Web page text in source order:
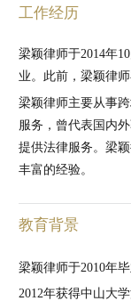
工作经历
梁颖律师于2014年
业。此前，梁颖律
梁颖律师主要从事
服务，曾代表国内
提供法律服务。梁
丰富的经验。
教育背景
梁颖律师于2010年
2012年获得中山大